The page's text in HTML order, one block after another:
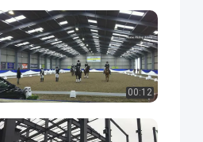
00:12